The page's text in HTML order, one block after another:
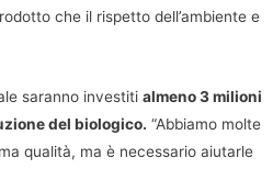
che il rispetto dell’ambiente e
saranno investiti almeno 3 milioni
del biologico. “Abbiamo molte
qualità, ma è necessario aiutarle